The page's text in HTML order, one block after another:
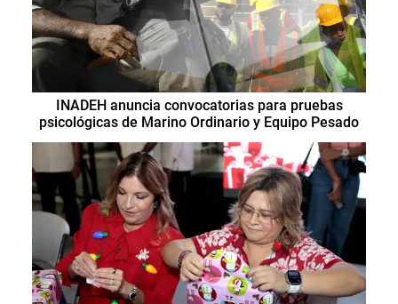
INADEH anuncia convocatorias para pruebas
psicológicas de Marino Ordinario y Equipo Pesado